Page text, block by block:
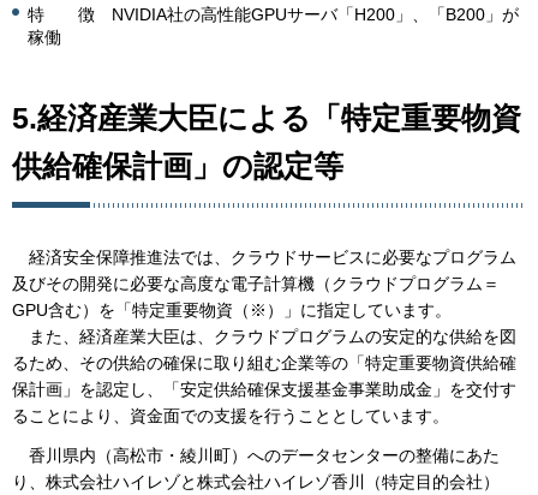
特 徴 NVIDIA社の高性能GPUサーバ「H200」、「B200」が
稼働
5.経済産業大臣による「特定重要物資
供給確保計画」の認定等
経済安全保障推進法では、クラウドサービスに必要なプログラム
及びその開発に必要な高度な電子計算機（クラウドプログラム＝
GPU含む）を「特定重要物資（※）」に指定しています。
また、経済産業大臣は、クラウドプログラムの安定的な供給を図
るため、その供給の確保に取り組む企業等の「特定重要物資供給確
保計画」を認定し、「安定供給確保支援基金事業助成金」を交付す
ることにより、資金面での支援を行うこととしています。
香川県内（高松市・綾川町）へのデータセンターの整備にあた
り、株式会社ハイレゾと株式会社ハイレゾ香川（特定目的会社）